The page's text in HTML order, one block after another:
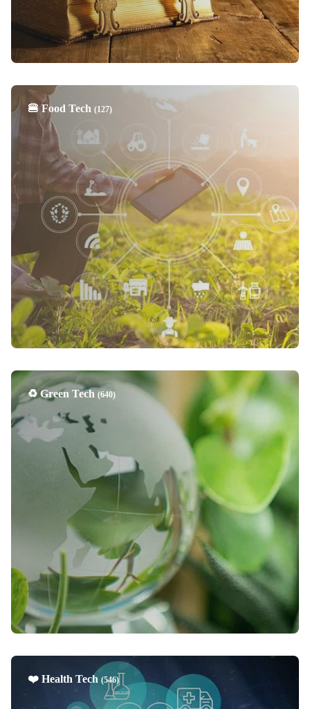
🍔 Food Tech (127)
♻️ Green Tech (640)
❤️ Health Tech (546)